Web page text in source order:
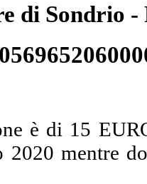
di Sondrio
è di 15
2020 mentre